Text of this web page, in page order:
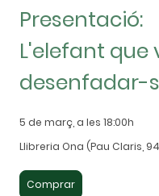
Presentació:
L'elefant que
desenfadar-
5 de març, a les 18:00h
Llibreria Ona (Pau Claris,
Comprar